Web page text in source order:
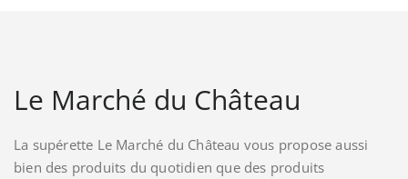
Le Marché du Château
La supérette Le Marché du Château vous propose aussi
bien des produits du quotidien que des produits